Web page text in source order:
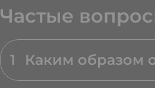
Частые
1 Каким образом